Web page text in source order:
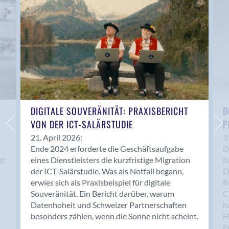
Anwil
Appenzell
Au SG
Baar
Baden
Balsthal
Balzers
Basel
Bassersdorf
Belp
Bendern
Benken (SG)
Bergdietikon
Berlin
Bern
Bern - Liebefeld
DIGITALE SOUVERÄNITÄT: PRAXISBERICHT
VON DER ICT-SALÄRSTUDIE
21. April 2026:
Ende 2024 erforderte die Geschäftsaufgabe
eines Dienstleisters die kurzfristige Migration
der ICT-Salärstudie. Was als Notfall begann,
erwies sich als Praxisbeispiel für digitale
Souveränität. Ein Bericht darüber, warum
Datenhoheit und Schweizer Partnerschaften
besonders zählen, wenn die Sonne nicht scheint.